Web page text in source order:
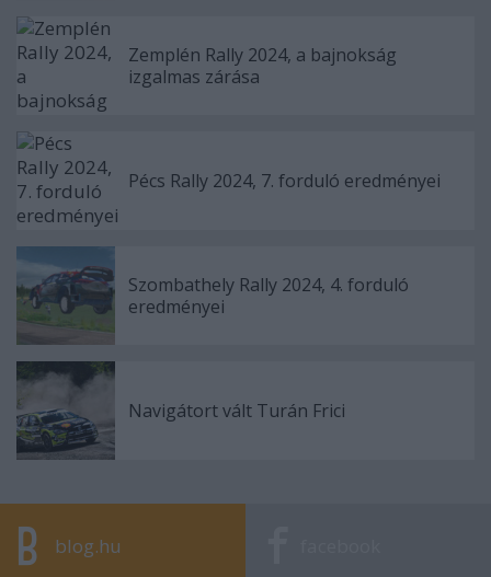
Zemplén Rally 2024, a bajnokság
izgalmas zárása
Pécs Rally 2024, 7. forduló eredményei
Szombathely Rally 2024, 4. forduló
eredményei
Navigátort vált Turán Frici
blog.hu